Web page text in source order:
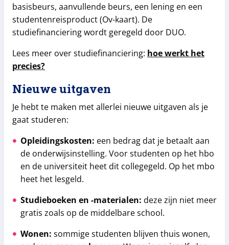
basisbeurs, aanvullende beurs, een lening en een
studentenreisproduct (Ov-kaart). De
studiefinanciering wordt geregeld door DUO.
Lees meer over studiefinanciering: hoe werkt het
precies?
Nieuwe uitgaven
Je hebt te maken met allerlei nieuwe uitgaven als je
gaat studeren:
Opleidingskosten: een bedrag dat je betaalt aan
de onderwijsinstelling. Voor studenten op het hbo
en de universiteit heet dit collegegeld. Op het mbo
heet het lesgeld.
Studieboeken en -materialen: deze zijn niet meer
gratis zoals op de middelbare school.
Wonen: sommige studenten blijven thuis wonen,